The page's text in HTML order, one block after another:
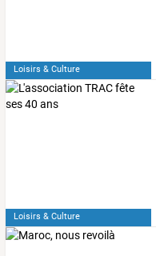
Loisirs & Culture
Loisirs & Culture